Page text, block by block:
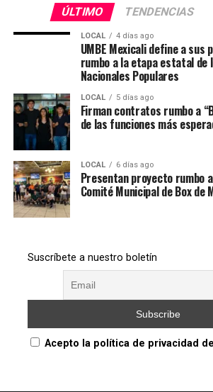
ÚLTIMO TENDENCIAS
LOCAL 4 días ago
UMBE Mexicali define a sus
rumbo a la etapa estatal de
Nacionales Populares
LOCAL 5 días ago
Firman contratos rumbo a
de las funciones más
LOCAL 6 días ago
Presentan proyecto rumbo
Comité Municipal de Box de
Suscríbete a nuestro boletín
Acepto la política de privacidad